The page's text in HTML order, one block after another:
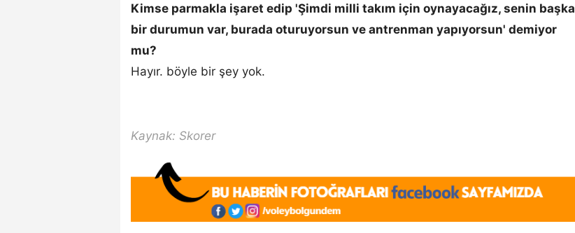
Kimse parmakla işaret edip 'Şimdi milli takım için oynayacağız, senin başka
bir durumun var, burada oturuyorsun ve antrenman yapıyorsun' demiyor
mu?
Hayır. böyle bir şey yok.
Kaynak: Skorer